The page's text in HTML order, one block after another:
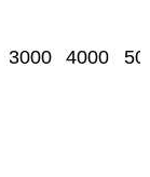
3000 4000